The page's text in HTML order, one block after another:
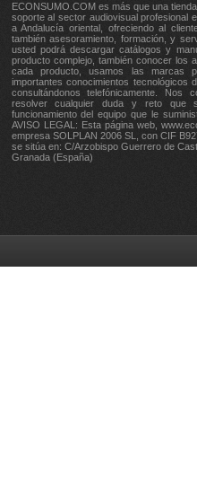
ECONSUMO.COM es más que una
soporte al sector audiovisual profesional
a Andalucía oriental, ofreciendo al
también asesoramiento, formación, y
usted podrá descargar catálogos y
producto complejo, también conocer los
cada producto, usamos las marcas
importantes conocimientos tecnológicos
consultándonos telefónicamente. Nos
resolver cualquier duda y reto que
funcionamiento del equipo que le
AVISO LEGAL: Esta página web,
empresa SOLPLAN 2006 SL, con CIF
se sitúa en: C/Arzobispo Guerrero de
Granada (España)